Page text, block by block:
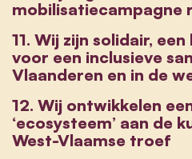
mobilisatiecampagne
11. Wij zijn solidair,
voor een inclusieve
Vlaanderen en in de
12. Wij ontwikkelen
‘ecosysteem’ aan de
West-Vlaamse troef